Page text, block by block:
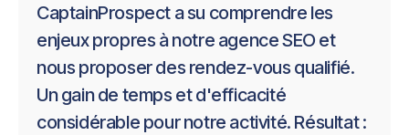
CaptainProspect a su comprendre les
enjeux propres à notre agence SEO et
nous proposer des rendez-vous qualifié.
Un gain de temps et d'efficacité
considérable pour notre activité. Résultat :